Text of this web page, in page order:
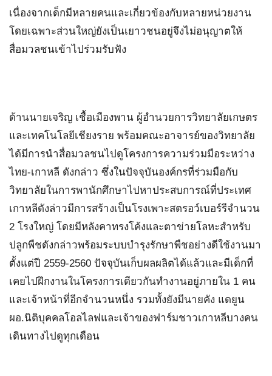
เนื่องจากเด็กมีหลายคนและเกี่ยวข้องกับหลายหน่วยงาน
โดยเฉพาะส่วนใหญ่ยังเป็นเยาวชนอยู่จึงไม่อนุญาตให้
สื่อมวลชนเข้าไปร่วมรับฟัง
ด้านนายเจริญ เชื้อเมืองพาน ผู้อำนวยการวิทยาลัยเกษตร
และเทคโนโลยีเชียงราย พร้อมคณะอาจารย์ของวิทยาลัย
ได้มีการนำสื่อมวลชนไปดูโครงการความร่วมมือระหว่าง
ไทย-เกาหลี ดังกล่าว ซึ่งในปัจจุบันองค์กรที่ร่วมมือกับ
วิทยาลัยในการพานักศึกษาไปหาประสบการณ์ที่ประเทศ
เกาหลีดังล่าวมีการสร้างเป็นโรงเพาะสตรอว์เบอร์รีจำนวน
2 โรงใหญ่ โดยมีหลังคาทรงโค้งและตาข่ายโลหะสำหรับ
ปลูกพืชดังกล่าวพร้อมระบบบำรุงรักษาพืชอย่างดีใช้งานมา
ตั้งแต่ปี 2559-2560 ปัจจุบันเก็บผลผลิตได้แล้วและมีเด็กที่
เคยไปฝึกงานในโครงการเดียวกันทำงานอยู่ภายใน 1 คน
และเจ้าหน้าที่อีกจำนวนหนึ่ง รวมทั้งยังมีนายคัง แดยูน
ผอ.นิติบุคคลโอลไลฟและเจ้าของฟาร์มชาวเกาหลีบางคน
เดินทางไปดูทุกเดือน